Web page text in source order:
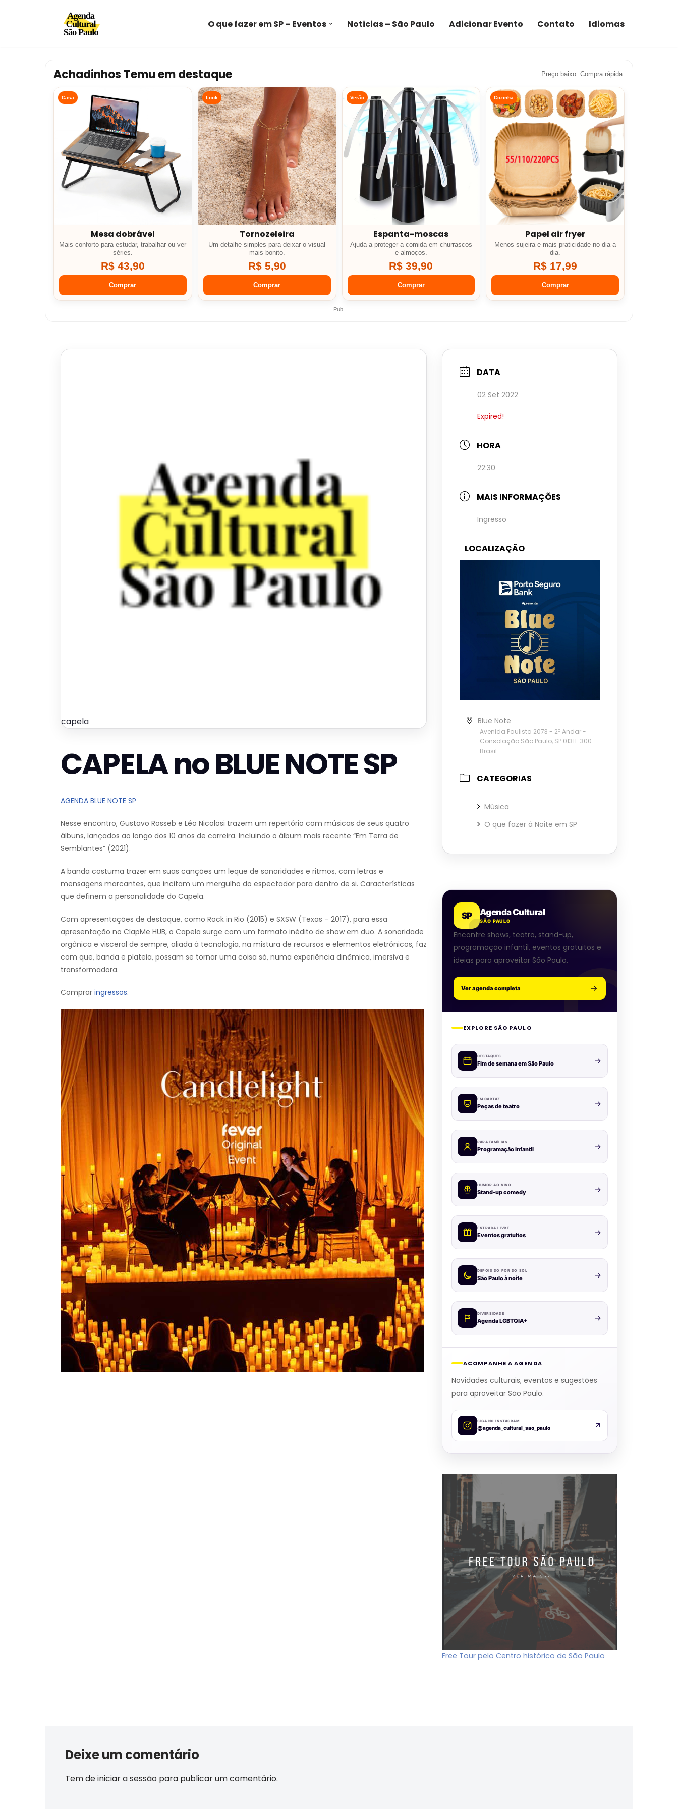
O que fazer em SP – Eventos Noticias – São Paulo Adicionar Evento Contato Idiomas
Achadinhos Temu em destaque Preço baixo. Compra rápida.
Casa
Mesa dobrável
Mais conforto para estudar, trabalhar ou ver
séries.
R$ 43,90
Comprar
Look
Tornozeleira
Um detalhe simples para deixar o visual
mais bonito.
R$ 5,90
Comprar
Verão
Espanta-moscas
Ajuda a proteger a comida em churrascos
e almoços.
R$ 39,90
Comprar
Cozinha
Papel air fryer
Menos sujeira e mais praticidade no dia a
dia.
R$ 17,99
Comprar
Pub.
capela
CAPELA no BLUE NOTE SP
AGENDA BLUE NOTE SP
Nesse encontro, Gustavo Rosseb e Léo Nicolosi trazem um repertório com músicas de seus quatro
álbuns, lançados ao longo dos 10 anos de carreira. Incluindo o álbum mais recente “Em Terra de
Semblantes” (2021).
A banda costuma trazer em suas canções um leque de sonoridades e ritmos, com letras e
mensagens marcantes, que incitam um mergulho do espectador para dentro de si. Características
que definem a personalidade do Capela.
Com apresentações de destaque, como Rock in Rio (2015) e SXSW (Texas – 2017), para essa
apresentação no ClapMe HUB, o Capela surge com um formato inédito de show em duo. A sonoridade
orgânica e visceral de sempre, aliada à tecnologia, na mistura de recursos e elementos eletrônicos, faz
com que, banda e plateia, possam se tornar uma coisa só, numa experiência dinâmica, imersiva e
transformadora.
Comprar ingressos.
DATA
02 Set 2022
Expired!
HORA
22:30
MAIS INFORMAÇÕES
Ingresso
LOCALIZAÇÃO
Blue Note
Avenida Paulista 2073 - 2º Andar -
Consolação São Paulo, SP 01311-300
Brasil
CATEGORIAS
Música
O que fazer à Noite em SP
SP Agenda Cultural
SÃO PAULO
Encontre shows, teatro, stand-up,
programação infantil, eventos gratuitos e
ideias para aproveitar São Paulo.
Ver agenda completa
EXPLORE SÃO PAULO
DESTAQUES
Fim de semana em São Paulo
EM CARTAZ
Peças de teatro
PARA FAMÍLIAS
Programação infantil
HUMOR AO VIVO
Stand-up comedy
ENTRADA LIVRE
Eventos gratuitos
DEPOIS DO PÔR DO SOL
São Paulo à noite
DIVERSIDADE
Agenda LGBTQIA+
ACOMPANHE A AGENDA
Novidades culturais, eventos e sugestões
para aproveitar São Paulo.
SIGA NO INSTAGRAM
@agenda_cultural_sao_paulo
Free Tour pelo Centro histórico de São Paulo
Deixe um comentário
Tem deiniciar a sessão para publicar um comentário.